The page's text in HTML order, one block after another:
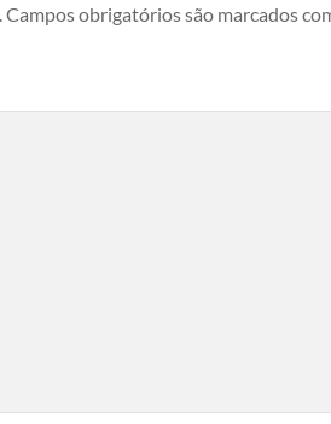
Campos obrigatórios são marcados